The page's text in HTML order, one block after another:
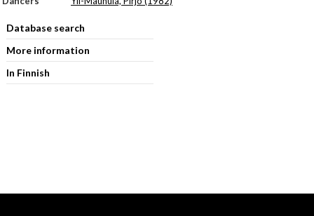
Database search
More information
In Finnish